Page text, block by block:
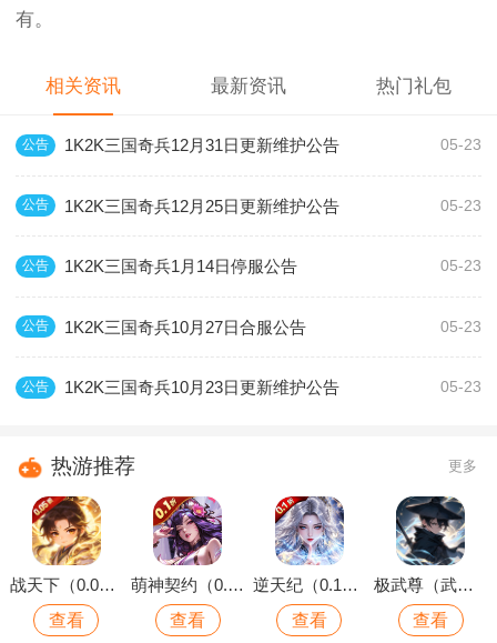
有。
相关资讯 最新资讯 热门礼包
公告 1K2K三国奇兵12月31日更新维护公告 05-23
公告 1K2K三国奇兵12月25日更新维护公告 05-23
公告 1K2K三国奇兵1月14日停服公告 05-23
公告 1K2K三国奇兵10月27日合服公告 05-23
公告 1K2K三国奇兵10月23日更新维护公告 05-23
热游推荐 更多
战天下（0.05折Q版仙域）
查看
萌神契约（0.1折1W免费版）
查看
逆天纪（0.1折万抽真充版）
查看
极武尊（武林论剑）
查看